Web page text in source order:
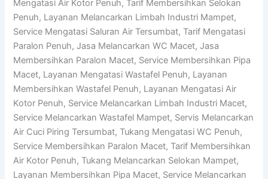
Mengatasi Air Kotor Penuh, Tarif Membersihkan Selokan
Penuh, Layanan Melancarkan Limbah Industri Mampet,
Service Mengatasi Saluran Air Tersumbat, Tarif Mengatasi
Paralon Penuh, Jasa Melancarkan WC Macet, Jasa
Membersihkan Paralon Macet, Service Membersihkan Pipa
Macet, Layanan Mengatasi Wastafel Penuh, Layanan
Membersihkan Wastafel Penuh, Layanan Mengatasi Air
Kotor Penuh, Service Melancarkan Limbah Industri Macet,
Service Melancarkan Wastafel Mampet, Servis Melancarkan
Air Cuci Piring Tersumbat, Tukang Mengatasi WC Penuh,
Service Membersihkan Paralon Macet, Tarif Membersihkan
Air Kotor Penuh, Tukang Melancarkan Selokan Mampet,
Layanan Membersihkan Pipa Macet, Service Melancarkan